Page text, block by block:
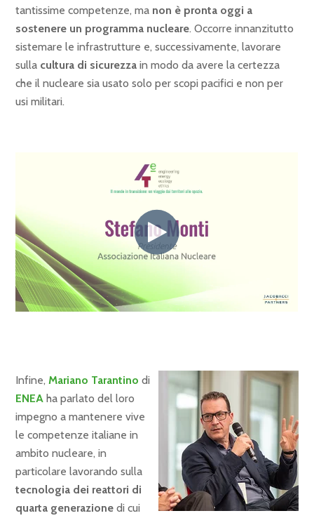
tantissime competenze, ma non è pronta oggi a
sostenere un programma nucleare. Occorre innanzitutto
sistemare le infrastrutture e, successivamente, lavorare
sulla cultura di sicurezza in modo da avere la certezza
che il nucleare sia usato solo per scopi pacifici e non per
usi militari.
Infine,Mariano Tarantino di
ENEA ha parlato del loro
impegno a mantenere vive
le competenze italiane in
ambito nucleare, in
particolare lavorando sulla
tecnologia dei reattori di
quarta generazionedi cui